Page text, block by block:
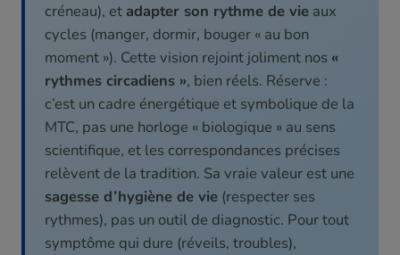
créneau), et adapter son rythme de vie aux
cycles (manger, dormir, bouger « au bon
moment »). Cette vision rejoint joliment nos «
rythmes circadiens », bien réels. Réserve :
c’est un cadre énergétique et symbolique de la
MTC, pas une horloge « biologique » au sens
scientifique, et les correspondances précises
relèvent de la tradition. Sa vraie valeur est une
sagesse d’hygiène de vie (respecter ses
rythmes), pas un outil de diagnostic. Pour tout
symptôme qui dure (réveils, troubles),